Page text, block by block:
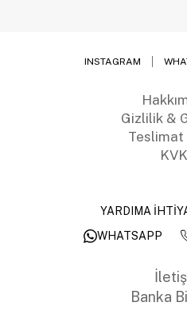
INSTAGRAM
Gizlilik &
Teslimat
YARDIMA
WHATSAPP
Banka